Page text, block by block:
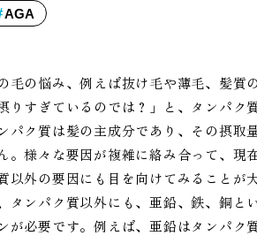
AGA
毛の悩み、例えば抜け毛や薄毛、髪質
摂りすぎているのでは？」と、タンパ
パク質は髪の主成分であり、その摂取
。様々な要因が複雑に絡み合って、現
以外の要因にも目を向けてみることが
タンパク質以外にも、亜鉛、鉄、銅と
が必要です。例えば、亜鉛はタンパ